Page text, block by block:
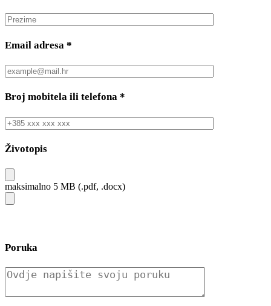
Email adresa *
Broj mobitela ili telefona *
Životopis
maksimalno 5 MB (.pdf, .docx)
Poruka